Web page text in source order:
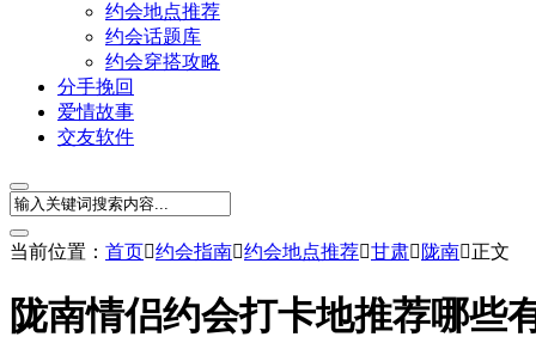
约会地点推荐
约会话题库
约会穿搭攻略
分手挽回
爱情故事
交友软件
当前位置： 首页约会指南约会地点推荐甘肃 陇南正文
陇南情侣约会打卡地推荐哪些